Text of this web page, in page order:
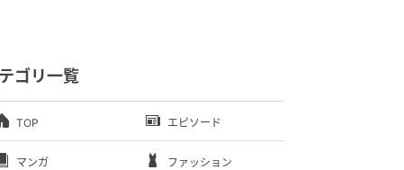
ゴリ一覧
TOP エピソード
マンガ ファッション